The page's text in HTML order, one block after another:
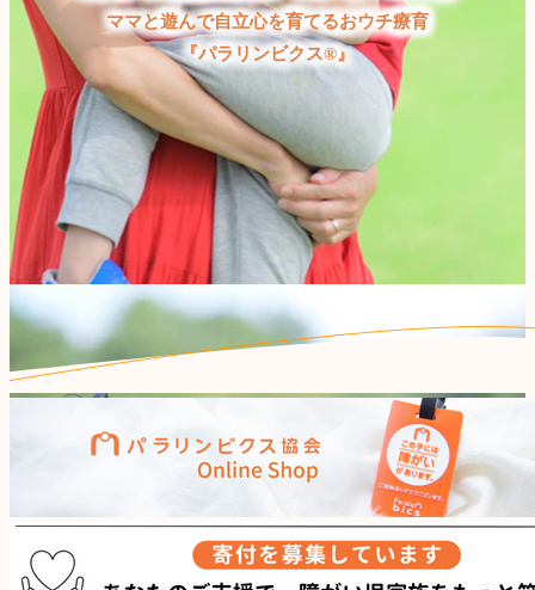
ママと遊んで自立心を育てるおウチ療育
『パラリンビクス®』